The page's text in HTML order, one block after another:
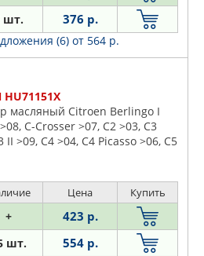
шт. 376 р.
(6) от 564 р.
HU71151X
масляный Citroen Berlingo I
C-Crosser >07, C2 >03, C3
II >09, C4 >04, C4 Picasso >06, C5
Focus II >04, Galaxy II >06,
Mondeo
Цена Купить
+ 423 р.
шт. 554 р.